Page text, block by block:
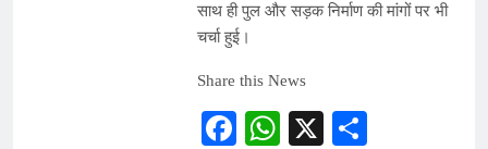
साथ ही पुल और सड़क निर्माण की मांगों पर भी
चर्चा हुई।
Share this News
Facebook
WhatsApp
X